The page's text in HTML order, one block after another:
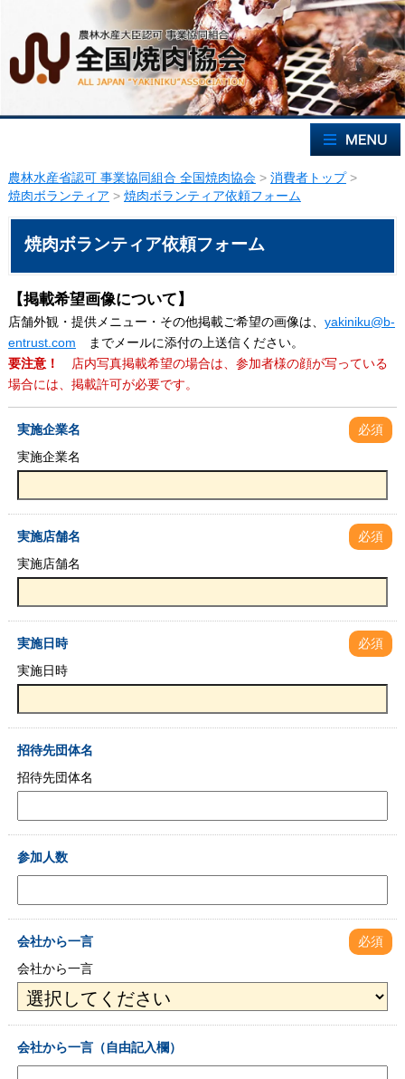
農林水産省認可 事業協同組合 全国焼肉協会 > 消費者トップ >
焼肉ボランティア > 焼肉ボランティア依頼フォーム
焼肉ボランティア依頼フォーム
【掲載希望画像について】
店舗外観・提供メニュー・その他掲載ご希望の画像は、 yakiniku@b-
entrust.com までメールに添付の上送信ください。
要注意！
店内写真掲載希望の場合は、参加者様の顔が写っている
場合には、掲載許可が必要です。
実施企業名
必須
実施企業名
実施店舗名
必須
実施店舗名
実施日時
必須
実施日時
招待先団体名
招待先団体名
参加人数
会社から一言
必須
会社から一言
会社から一言（自由記入欄）